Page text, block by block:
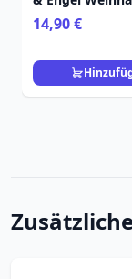
520 ml - Egan
Home
14,90 €